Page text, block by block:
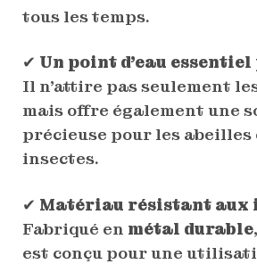
tous les temps.
✔ Un point d’eau
Il n’attire pas seulement
mais offre également une
précieuse pour les
insectes.
✔ Matériau résistant aux
Fabriqué en métal durable
est conçu pour une